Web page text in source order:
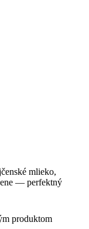
mlieko,
— perfektný
produktom